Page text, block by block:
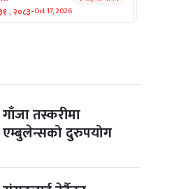
, २०८३-Oct 17, 2026
२०८३
३, २०८३- Oct 20, 2026
गाँजा तस्करीमा
एम्बुलेन्सको दुरुपयोग